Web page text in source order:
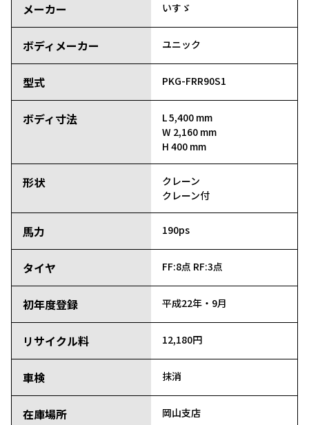
メーカー いすゞ
ボディメーカー ユニック
型式 PKG-FRR90S1
ボディ寸法
L 5,400 mm
W 2,160 mm
H 400 mm
形状
クレーン
クレーン付
馬力 190ps
タイヤ FF:8点 RF:3点
初年度登録 平成22年・9月
リサイクル料 12,180円
車検 抹消
在庫場所 岡山支店